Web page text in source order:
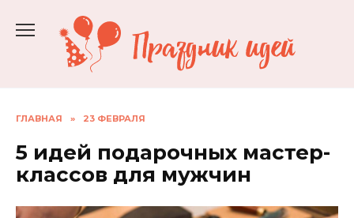
содержанию
ГЛАВНАЯ » 23 ФЕВРАЛЯ
5 идей подарочных мастер-
классов для мужчин